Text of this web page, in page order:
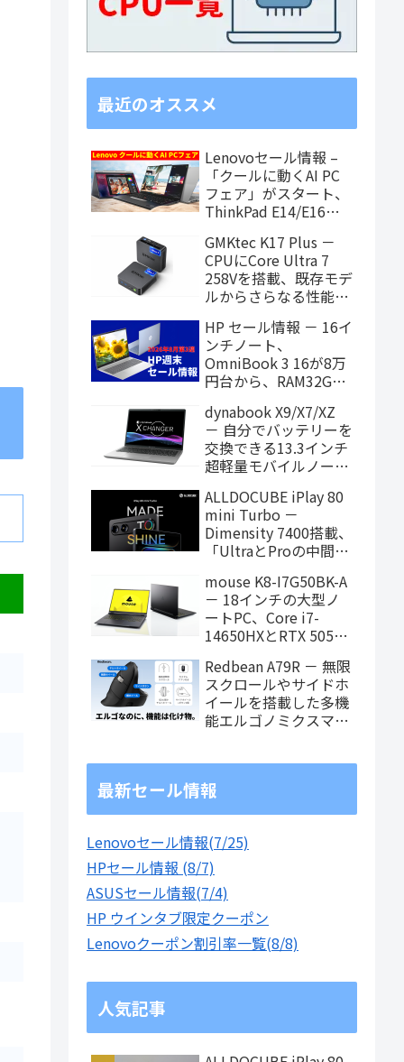
最近のオススメ
Lenovoセール情報 –
「クールに動くAI PC
フェア」がスタート、
ThinkPad E14/E16や
お買い得に
GMKtec K17 Plus －
CPUにCore Ultra 7
258Vを搭載、既存モデ
ルからさらなる性能ア
HP セール情報 － 16イ
ンチノート、
OmniBook 3 16が8万
円台から、RAM32GB
価格に！
dynabook X9/X7/XZ
－ 自分でバッテリーを
交換できる13.3インチ
超軽量モバイルノート
に！
ALLDOCUBE iPlay 80
mini Turbo －
Dimensity 7400搭載、
「UltraとProの中間ス
タブレット、発売記念
価格は29,999円！
mouse K8-I7G50BK-A
－ 18インチの大型ノ
ートPC、Core i7-
14650HXとRTX 5050
エイティブも快適にこ
なせます
Redbean A79R － 無限
スクロールやサイドホ
イールを搭載した多機
能エルゴノミクスマウ
最新セール情報
Lenovoセール情報(7/25)
HPセール情報 (8/7)
ASUSセール情報(7/4)
HP ウインタブ限定クーポン
Lenovoクーポン割引率一覧(8/8)
人気記事